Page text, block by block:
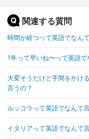
関連する質問
時間が経つって英語でなん
1年って早いね〜って英語で
大変そうだけど手間をかけ
言うの？
ルッコラって英語でなんて
イタリアって英語でなんて